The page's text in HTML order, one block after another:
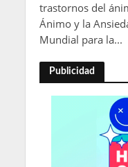
trastornos del
Ánimo y la
Mundial para la...
Publicidad